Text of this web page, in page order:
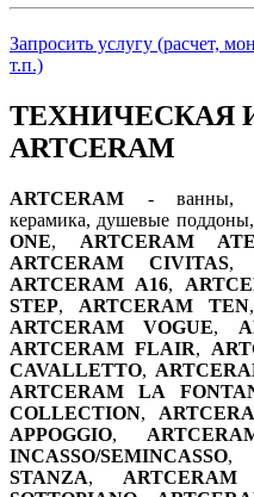
Запросить услугу (расчет,
т.п.)
ТЕХНИЧЕСКАЯ
ARTCERAM
ARTCERAM - ванны,
керамика, душевые поддоны,
ONE, ARTCERAM
ARTCERAM CIVITAS,
ARTCERAM A16,
STEP, ARTCERAM TEN
ARTCERAM VOGUE,
ARTCERAM FLAIR,
CAVALLETTO,
ARTCERAM LA
COLLECTION,
APPOGGIO,
INCASSO/SEMINCASSO
STANZA, ARTCERAM